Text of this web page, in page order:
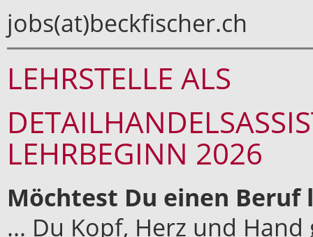
jobs(at)beckfischer.ch
LEHRSTELLE ALS
LEHRBEGINN 2026
Möchtest Du einen
... Du Kopf, Herz und